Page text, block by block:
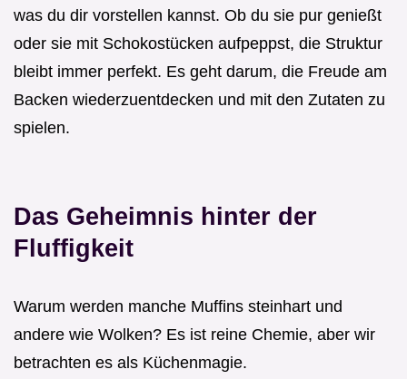
was du dir vorstellen kannst. Ob du sie pur genießt
oder sie mit Schokostücken aufpeppst, die Struktur
bleibt immer perfekt. Es geht darum, die Freude am
Backen wiederzuentdecken und mit den Zutaten zu
spielen.
Das Geheimnis hinter der
Fluffigkeit
Warum werden manche Muffins steinhart und
andere wie Wolken? Es ist reine Chemie, aber wir
betrachten es als Küchenmagie.